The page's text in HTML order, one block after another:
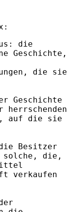
die
Geschichte,
die sie
Geschichte
herrschenden
auf die sie
Besitzer
solche, die,
verkaufen